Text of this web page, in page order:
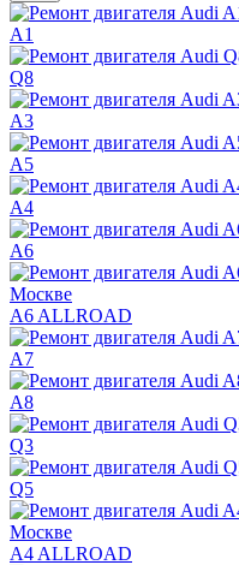
A1
Q8
A3
A5
A4
A6
A6 ALLROAD
A7
A8
Q3
Q5
A4 ALLROAD